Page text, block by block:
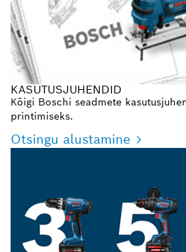
KASUTUSJUHENDID
Kõigi Boschi seadmete
printimiseks.
Otsingu alustamine